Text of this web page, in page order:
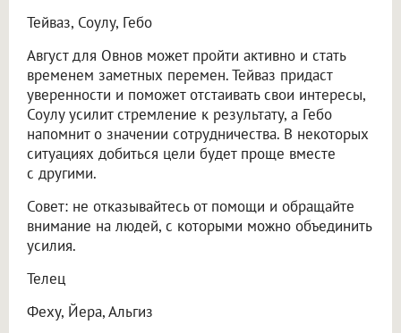
Тейваз, Соулу, Гебо
Август для Овнов может пройти активно и стать
временем заметных перемен. Тейваз придаст
уверенности и поможет отстаивать свои интересы,
Соулу усилит стремление к результату, а Гебо
напомнит о значении сотрудничества. В некоторых
ситуациях добиться цели будет проще вместе
с другими.
Совет: не отказывайтесь от помощи и обращайте
внимание на людей, с которыми можно объединить
усилия.
Телец
Феху, Йера, Альгиз